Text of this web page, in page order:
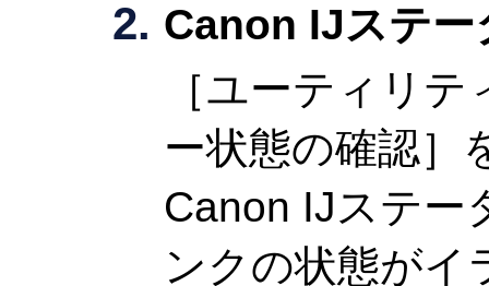
Canon IJステー
［ユーティリテ
ー状態の確認］
Canon IJステー
ンクの状態がイ